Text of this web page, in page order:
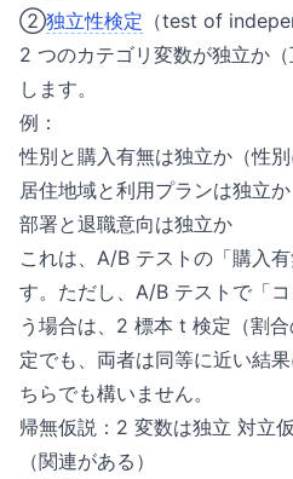
②独立性検定 （test of
2 つのカテゴリ変数が独立か
します。
例：
性別と購入有無は独立か（性
居住地域と利用プランは独立か
部署と退職意向は独立か
これは、A/B テストの「購入
す。ただし、A/B テストで「
う場合は、2 標本 t 検定（割
定でも、両者は同等に近い結
ちらでも構いません。
帰無仮説：2 変数は独立 対立
（関連がある）